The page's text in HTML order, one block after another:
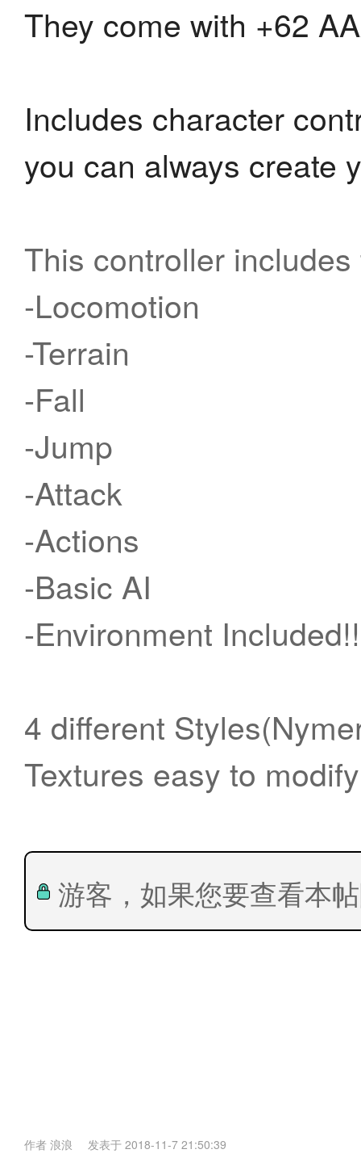
They come with +62
Includes character
you can always create
This controller
-Locomotion
-Terrain
-Fall
-Jump
-Attack
-Actions
-Basic AI
-Environment
4 different
Textures easy to
游客，如果您要查看本
作者 浪浪 发表于 2018-11-7 21:50:39